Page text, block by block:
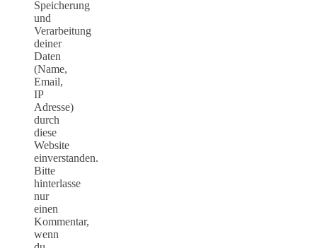
Speicherung
und
Verarbeitung
deiner
Daten
(Name,
Email,
IP
Adresse)
durch
diese
Website
einverstanden.
Bitte
hinterlasse
nur
einen
Kommentar,
wenn